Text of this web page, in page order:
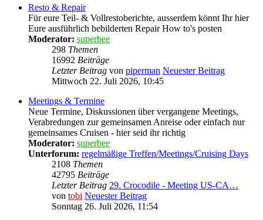
Resto & Repair
Für eure Teil- & Vollrestoberichte, ausserdem könnt Ihr hier
Eure ausführlich bebilderten Repair How to's posten
Moderator: superbee
298 Themen
16992 Beiträge
Letzter Beitrag von piperman Neuester Beitrag
Mittwoch 22. Juli 2026, 10:45
Meetings & Termine
Neue Termine, Diskussionen über vergangene Meetings,
Verabredungen zur gemeinsamen Anreise oder einfach nur
gemeinsames Cruisen - hier seid ihr richtig
Moderator: superbee
Unterforum: regelmäßige Treffen/Meetings/Cruising Days
2108 Themen
42795 Beiträge
Letzter Beitrag 29. Crocodile - Meeting US-CA…
von tobi Neuester Beitrag
Sonntag 26. Juli 2026, 11:54